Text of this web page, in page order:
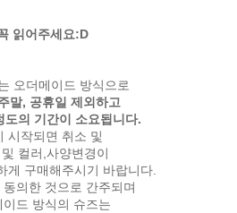
읽어주세요:D
오더메이드 방식으로
말, 공휴일 제외하고
도의 기간이 소요됩니다.
시작되면 취소 및
컬러,사양변경이
게 구매해주시기 바랍니다.
의한 것으로 간주되며
이드 방식의 슈즈는